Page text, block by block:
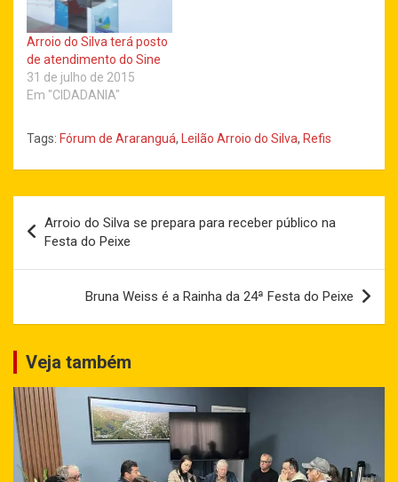
Arroio do Silva terá posto
de atendimento do Sine
31 de julho de 2015
Em "CIDADANIA"
Tags: Fórum de Araranguá, Leilão Arroio do Silva, Refis
de
Post
Arroio do Silva se prepara para receber público na
Festa do Peixe
Bruna Weiss é a Rainha da 24ª Festa do Peixe
Veja também